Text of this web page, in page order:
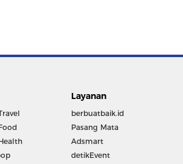
Layanan
berbuatbaik.id
Pasang Mata
Adsmart
detikEvent